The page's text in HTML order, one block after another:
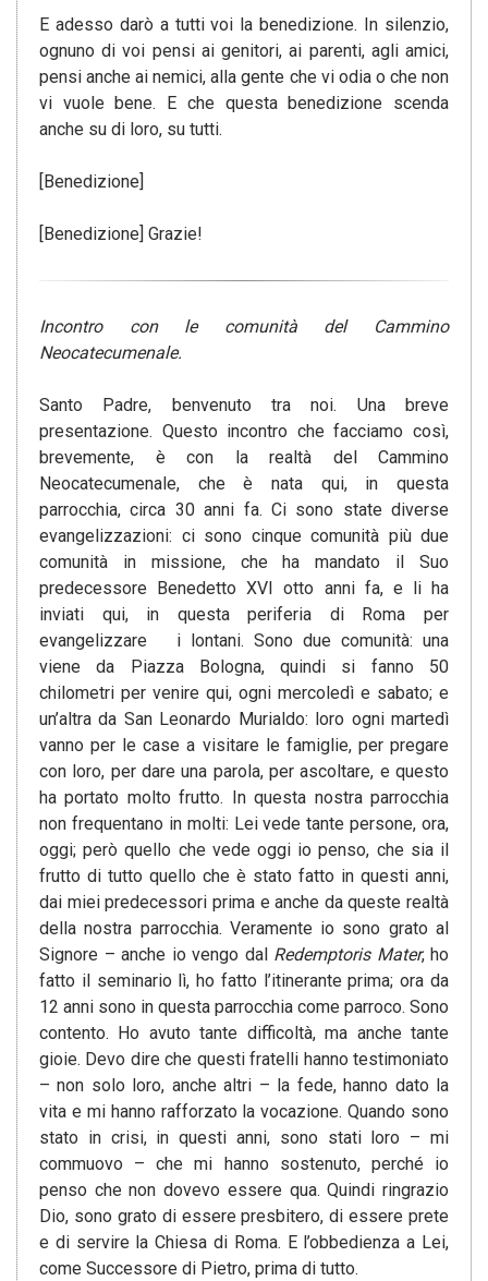
E adesso darò a tutti voi la benedizione. In silenzio,
ognuno di voi pensi ai genitori, ai parenti, agli amici,
pensi anche ai nemici, alla gente che vi odia o che non
vi vuole bene. E che questa benedizione scenda
anche su di loro, su tutti.
[Benedizione]
[Benedizione] Grazie!
Incontro con le comunità del Cammino
Neocatecumenale.
Santo Padre, benvenuto tra noi. Una breve
presentazione. Questo incontro che facciamo così,
brevemente, è con la realtà del Cammino
Neocatecumenale, che è nata qui, in questa
parrocchia, circa 30 anni fa. Ci sono state diverse
evangelizzazioni: ci sono cinque comunità più due
comunità in missione, che ha mandato il Suo
predecessore Benedetto XVI otto anni fa, e li ha
inviati qui, in questa periferia di Roma per
evangelizzare i lontani. Sono due comunità: una
viene da Piazza Bologna, quindi si fanno 50
chilometri per venire qui, ogni mercoledì e sabato; e
un’altra da San Leonardo Murialdo: loro ogni martedì
vanno per le case a visitare le famiglie, per pregare
con loro, per dare una parola, per ascoltare, e questo
ha portato molto frutto. In questa nostra parrocchia
non frequentano in molti: Lei vede tante persone, ora,
oggi; però quello che vede oggi io penso, che sia il
frutto di tutto quello che è stato fatto in questi anni,
dai miei predecessori prima e anche da queste realtà
della nostra parrocchia. Veramente io sono grato al
Signore – anche io vengo dal Redemptoris Mater, ho
fatto il seminario lì, ho fatto l’itinerante prima; ora da
12 anni sono in questa parrocchia come parroco. Sono
contento. Ho avuto tante difficoltà, ma anche tante
gioie. Devo dire che questi fratelli hanno testimoniato
– non solo loro, anche altri – la fede, hanno dato la
vita e mi hanno rafforzato la vocazione. Quando sono
stato in crisi, in questi anni, sono stati loro – mi
commuovo – che mi hanno sostenuto, perché io
penso che non dovevo essere qua. Quindi ringrazio
Dio, sono grato di essere presbitero, di essere prete
e di servire la Chiesa di Roma. E l’obbedienza a Lei,
come Successore di Pietro, prima di tutto.